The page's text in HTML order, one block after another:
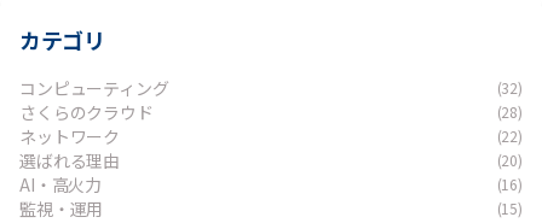
カテゴリ
コンピューティング (32)
さくらのクラウド (28)
ネットワーク (22)
選ばれる理由 (20)
AI・高火力 (16)
監視・運用 (15)